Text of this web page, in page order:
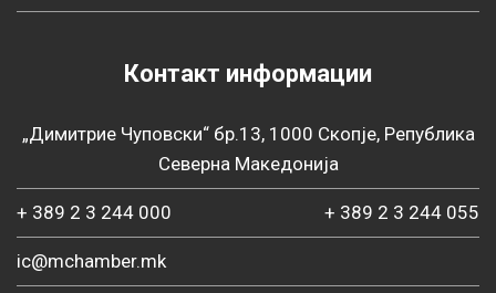
Контакт информации
„Димитрие Чуповски“ бр.13, 1000 Скопје, Република
Северна Македонија
+ 389 2 3 244 000 + 389 2 3 244 055
ic@mchamber.mk